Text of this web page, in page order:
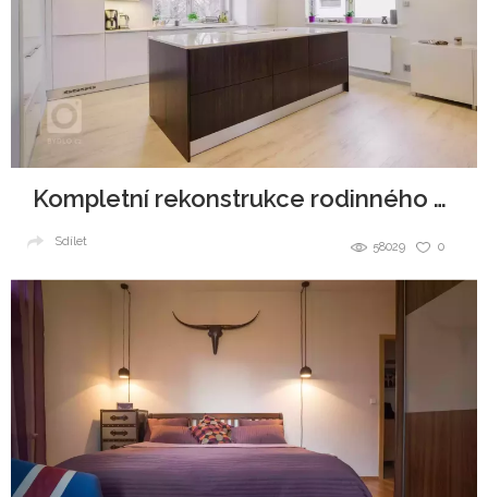
Kompletní rekonstrukce rodinného domu
0
58029
Sdílet